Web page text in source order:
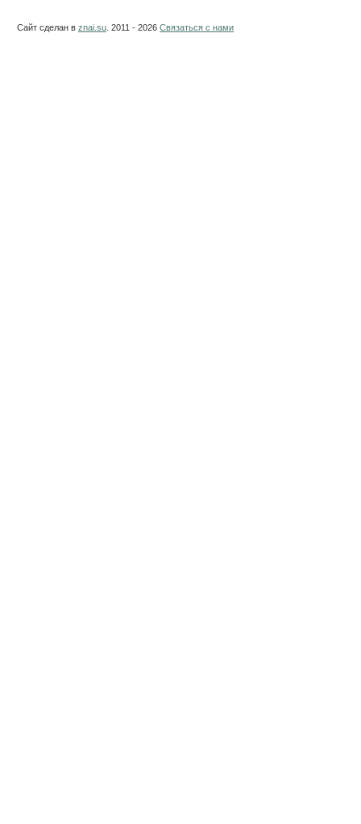
Сайт сделан в znai.su . 2011 - 2026 Связаться с нами